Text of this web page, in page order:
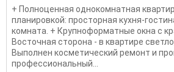
+ Полноценная однокомнатная
планировкой: просторная кухня-
комната. + Крупноформатные окна с
Восточная сторона - в квартире
Выполнен косметический ремонт и
профессиональный...